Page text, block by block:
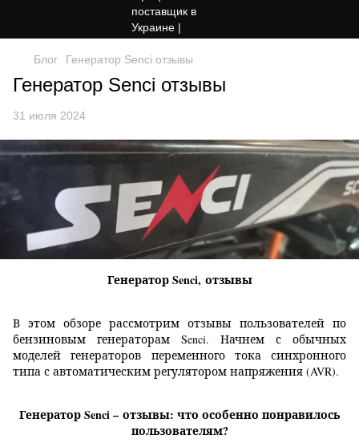
Блог Генератор Senci отзывы
Генератор Senci отзывы
31 июля 2024
Генератор Senci, отзывы
В этом обзоре рассмотрим отзывы пользователей по
бензиновым генераторам Senci. Начнем с обычных
моделей генераторов переменного тока синхронного
типа с автоматическим регулятором напряжения (AVR).
Генератор Senci– отзывы: что особенно понравилось
пользователям?